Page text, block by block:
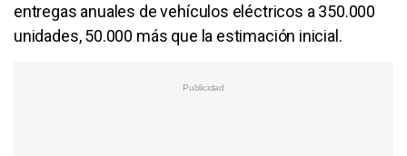
entregas anuales de vehículos eléctricos a 350.000
unidades, 50.000 más que la estimación inicial.